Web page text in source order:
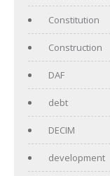
Constitution
Construction
DAF
debt
DECIM
development